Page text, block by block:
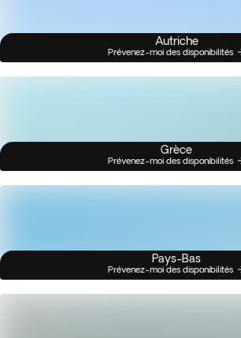
Autriche
Prévenez-moi des disponibilités
Grèce
Prévenez-moi des disponibilités
Pays-Bas
Prévenez-moi des disponibilités